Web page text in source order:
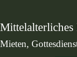
Mieten,